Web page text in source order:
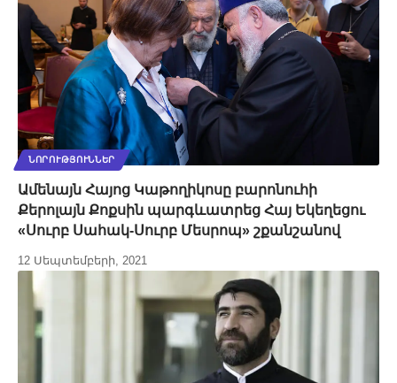
ՆՈՐՈՒԹՅՈՒՆՆԵՐ
Ամենայն Հայոց Կաթողիկոսը բարոնուհի
Քերոլայն Քոքսին պարգևատրեց Հայ Եկեղեցու
«Սուրբ Սահակ-Սուրբ Մեսրոպ» շքանշանով
12 Սեպտեմբերի, 2021